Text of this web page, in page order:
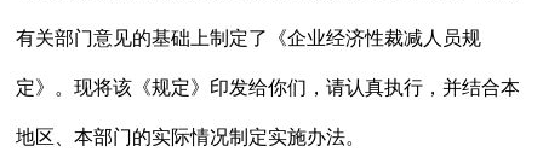
有关部门意见的基础上制定了《企业经济性裁减人员规
定》。现将该《规定》印发给你们，请认真执行，并结合本
地区、本部门的实际情况制定实施办法。